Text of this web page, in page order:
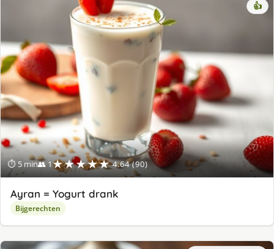
⏱ 5 min👥 1★★★★★ 4.64 (90)
👍
Ayran = Yogurt drank
Bijgerechten